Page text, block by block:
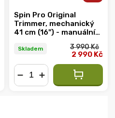
Spin Pro Original
Trimmer, mechanický
41 cm (16") - manuální
Skladem 3 990 Kč
2 990 Kč